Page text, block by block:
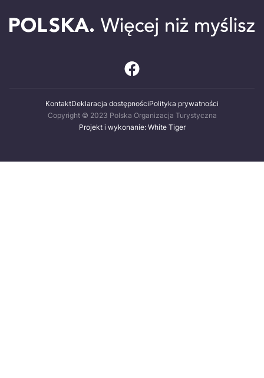
KontaktDeklaracja dostępnościPolityka prywatności
Copyright © 2023 Polska Organizacja Turystyczna
Projekt i wykonanie: White Tiger